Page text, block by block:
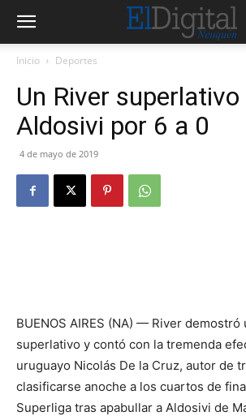
Inicio Deportes
Un River
Aldosivi por 6 a 0
4 de mayo de 2019
BUENOS AIRES (NA) — River demostró
superlativo y contó con la tremenda
uruguayo Nicolás De la Cruz, autor de
clasificarse anoche a los cuartos de
Superliga tras apabullar a Aldosivi de